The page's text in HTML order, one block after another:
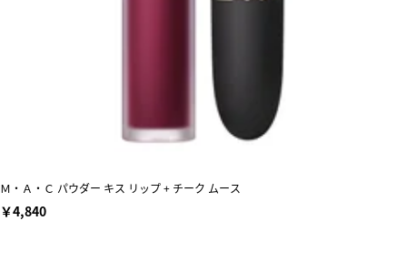
Ｍ・Ａ・Ｃ パウダー キス リップ + チーク ムース
￥4,840